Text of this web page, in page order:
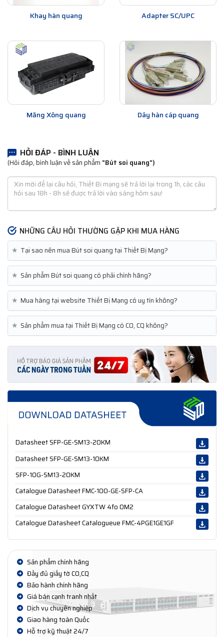
Khay hàn quang Adapter SC/UPC
Măng Xông quang Dây hàn cáp quang
HỎI ĐÁP - BÌNH LUẬN
(Hỏi đáp, bình luận về sản phẩm "Bút soi quang")
NHỮNG CÂU HỎI THƯỜNG GẶP KHI MUA HÀNG
★ Tại sao nên mua Bút soi quang tại Thiết Bị Mạng?
★ Sản phẩm Bút soi quang có phải chính hãng?
★ Mua hàng tại website Thiết Bị Mạng có uy tín không?
★ Sản phẩm mua tại Thiết Bị Mạng có CO, CQ không?
Datasheet SFP-GE-SM13-20KM
Datasheet SFP-GE-SM13-10KM
SFP-10G-SM13-20KM
Catalogue Datasheet FMC-100-GE-SFP-CA
Catalogue Datasheet GYXTW 4fo OM2
Catalogue Datasheet Catalogueue FMC-4PGE1GE1GF
Sản phẩm chính hãng
Đầy đủ giấy tờ CO,CQ
Bảo hành chính hãng
Giá bán cạnh tranh nhất
Dịch vụ chuyên nghiệp
Giao hàng toàn Quốc
Hỗ trợ kỹ thuật 24/7